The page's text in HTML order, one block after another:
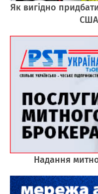
Як вигідно
США
Надання